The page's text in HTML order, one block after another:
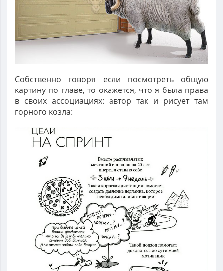
Собственно говоря если посмотреть общую
картину по главе, то окажется, что я была права
в своих ассоциациях: автор так и рисует там
горного козла: